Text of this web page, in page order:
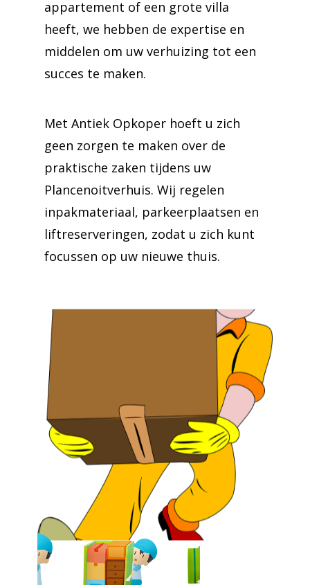
appartement of een grote villa
heeft, we hebben de expertise en
middelen om uw verhuizing tot een
succes te maken.
Met Antiek Opkoper hoeft u zich
geen zorgen te maken over de
praktische zaken tijdens uw
Plancenoitverhuis. Wij regelen
inpakmateriaal, parkeerplaatsen en
liftreserveringen, zodat u zich kunt
focussen op uw nieuwe thuis.